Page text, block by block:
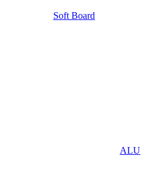
Soft Board
ALU